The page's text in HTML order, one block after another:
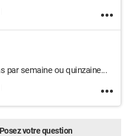
par semaine ou quinzaine...
Posez votre question